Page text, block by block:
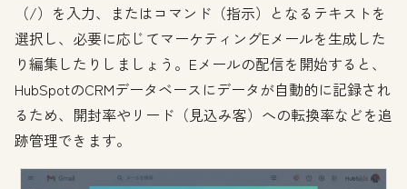
（/）を入力、またはコマンド（指示）となるテキストを
選択し、必要に応じてマーケティングEメールを生成した
り編集したりしましょう。Eメールの配信を開始すると、
HubSpotのCRMデータベースにデータが自動的に記録され
るため、開封率やリード（見込み客）への転換率などを追
跡管理できます。